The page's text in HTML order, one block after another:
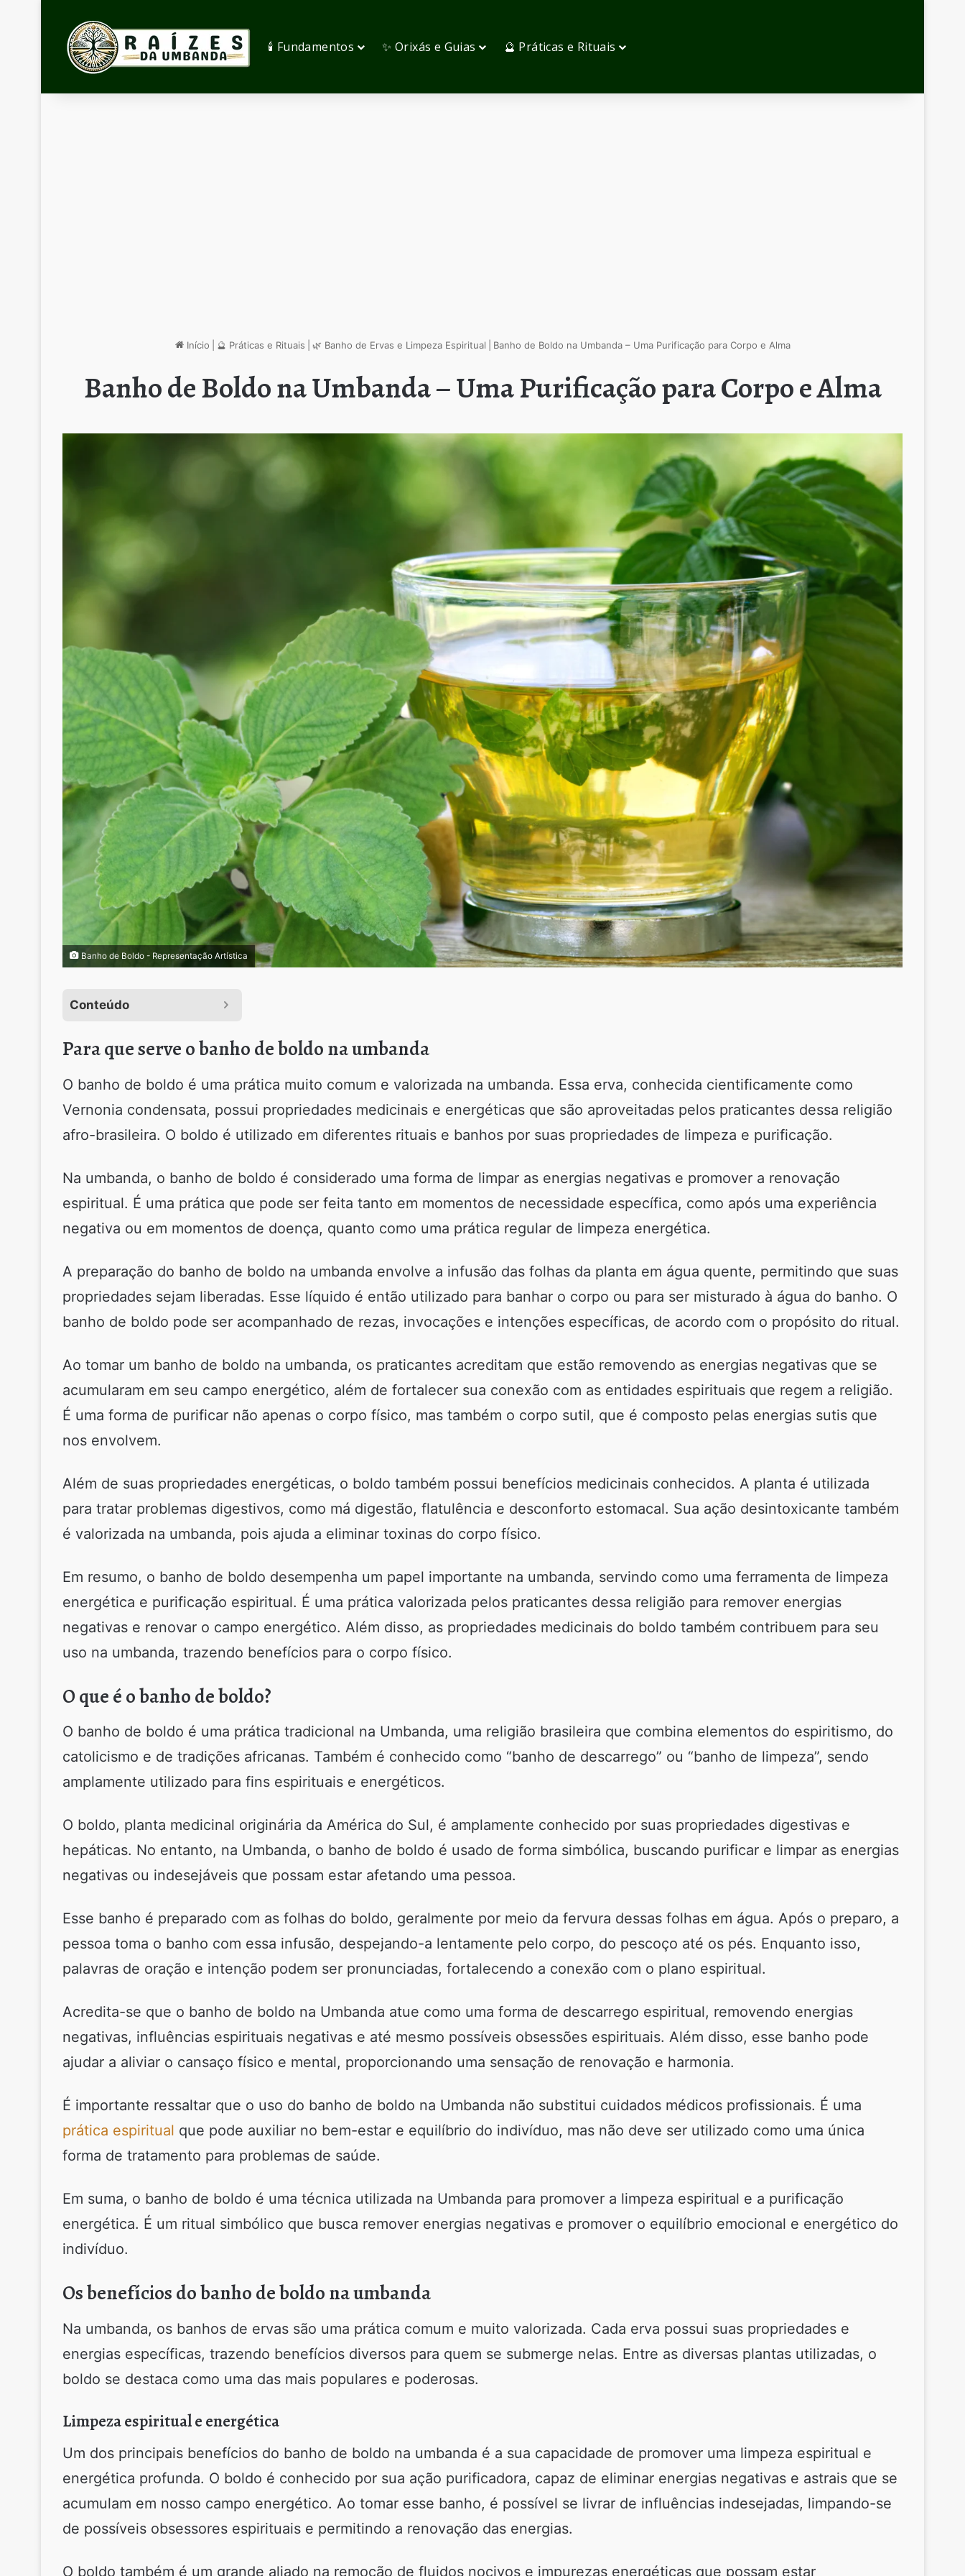
🕯️ Fundamentos ✨ Orixás e Guias 🔮 Práticas e Rituais
Início 🔮 Práticas e Rituais 🌿 Banho de Ervas e Limpeza Espiritual Banho de Boldo na Umbanda – Uma Purificação para Corpo e Alma
Banho de Boldo na Umbanda – Uma Purificação para Corpo e Alma
Banho de Boldo - Representação Artística
Conteúdo
Para que serve o banho de boldo na umbanda
O banho de boldo é uma prática muito comum e valorizada na umbanda. Essa erva, conhecida cientificamente como
Vernonia condensata, possui propriedades medicinais e energéticas que são aproveitadas pelos praticantes dessa religião
afro-brasileira. O boldo é utilizado em diferentes rituais e banhos por suas propriedades de limpeza e purificação.
Na umbanda, o banho de boldo é considerado uma forma de limpar as energias negativas e promover a renovação
espiritual. É uma prática que pode ser feita tanto em momentos de necessidade específica, como após uma experiência
negativa ou em momentos de doença, quanto como uma prática regular de limpeza energética.
A preparação do banho de boldo na umbanda envolve a infusão das folhas da planta em água quente, permitindo que suas
propriedades sejam liberadas. Esse líquido é então utilizado para banhar o corpo ou para ser misturado à água do banho. O
banho de boldo pode ser acompanhado de rezas, invocações e intenções específicas, de acordo com o propósito do ritual.
Ao tomar um banho de boldo na umbanda, os praticantes acreditam que estão removendo as energias negativas que se
acumularam em seu campo energético, além de fortalecer sua conexão com as entidades espirituais que regem a religião.
É uma forma de purificar não apenas o corpo físico, mas também o corpo sutil, que é composto pelas energias sutis que
nos envolvem.
Além de suas propriedades energéticas, o boldo também possui benefícios medicinais conhecidos. A planta é utilizada
para tratar problemas digestivos, como má digestão, flatulência e desconforto estomacal. Sua ação desintoxicante também
é valorizada na umbanda, pois ajuda a eliminar toxinas do corpo físico.
Em resumo, o banho de boldo desempenha um papel importante na umbanda, servindo como uma ferramenta de limpeza
energética e purificação espiritual. É uma prática valorizada pelos praticantes dessa religião para remover energias
negativas e renovar o campo energético. Além disso, as propriedades medicinais do boldo também contribuem para seu
uso na umbanda, trazendo benefícios para o corpo físico.
O que é o banho de boldo?
O banho de boldo é uma prática tradicional na Umbanda, uma religião brasileira que combina elementos do espiritismo, do
catolicismo e de tradições africanas. Também é conhecido como “banho de descarrego” ou “banho de limpeza”, sendo
amplamente utilizado para fins espirituais e energéticos.
O boldo, planta medicinal originária da América do Sul, é amplamente conhecido por suas propriedades digestivas e
hepáticas. No entanto, na Umbanda, o banho de boldo é usado de forma simbólica, buscando purificar e limpar as energias
negativas ou indesejáveis que possam estar afetando uma pessoa.
Esse banho é preparado com as folhas do boldo, geralmente por meio da fervura dessas folhas em água. Após o preparo, a
pessoa toma o banho com essa infusão, despejando-a lentamente pelo corpo, do pescoço até os pés. Enquanto isso,
palavras de oração e intenção podem ser pronunciadas, fortalecendo a conexão com o plano espiritual.
Acredita-se que o banho de boldo na Umbanda atue como uma forma de descarrego espiritual, removendo energias
negativas, influências espirituais negativas e até mesmo possíveis obsessões espirituais. Além disso, esse banho pode
ajudar a aliviar o cansaço físico e mental, proporcionando uma sensação de renovação e harmonia.
É importante ressaltar que o uso do banho de boldo na Umbanda não substitui cuidados médicos profissionais. É uma
prática espiritual que pode auxiliar no bem-estar e equilíbrio do indivíduo, mas não deve ser utilizado como uma única
forma de tratamento para problemas de saúde.
Em suma, o banho de boldo é uma técnica utilizada na Umbanda para promover a limpeza espiritual e a purificação
energética. É um ritual simbólico que busca remover energias negativas e promover o equilíbrio emocional e energético do
indivíduo.
Os benefícios do banho de boldo na umbanda
Na umbanda, os banhos de ervas são uma prática comum e muito valorizada. Cada erva possui suas propriedades e
energias específicas, trazendo benefícios diversos para quem se submerge nelas. Entre as diversas plantas utilizadas, o
boldo se destaca como uma das mais populares e poderosas.
Limpeza espiritual e energética
Um dos principais benefícios do banho de boldo na umbanda é a sua capacidade de promover uma limpeza espiritual e
energética profunda. O boldo é conhecido por sua ação purificadora, capaz de eliminar energias negativas e astrais que se
acumulam em nosso campo energético. Ao tomar esse banho, é possível se livrar de influências indesejadas, limpando-se
de possíveis obsessores espirituais e permitindo a renovação das energias.
O boldo também é um grande aliado na remoção de fluidos nocivos e impurezas energéticas que possam estar